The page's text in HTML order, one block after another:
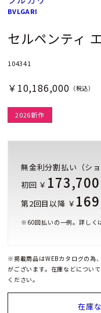
BVLGARI
セルペンティ
104341
￥10,186,000 （税込）
2026新作
無金利分割払い（シ
初回 ￥ 173,700
第2回目以降 ￥
※ 60回払いの一例。詳しく
※掲載商品はWEBカタログの為
がございます。在庫などについ
ください。
在庫